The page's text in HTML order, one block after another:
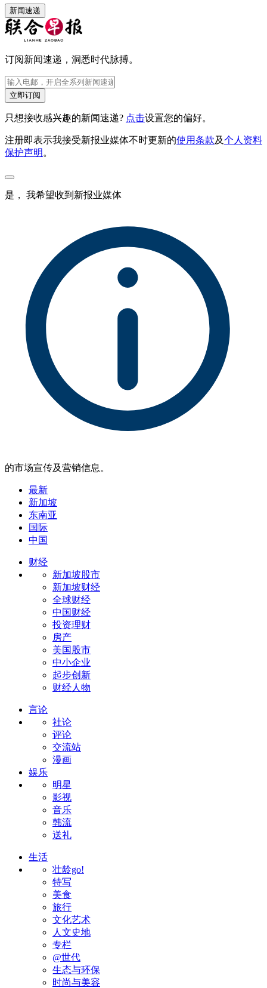
新闻速递
订阅新闻速递，洞悉时代脉搏。
立即订阅
只想接收感兴趣的新闻速递? 点击设置您的偏好。
注册即表示我接受新报业媒体不时更新的使用条款及个人资料
保护声明 。
是， 我希望收到新报业媒体
的市场宣传及营销信息。
最新
新加坡
东南亚
国际
中国
财经
新加坡股市
新加坡财经
全球财经
中国财经
投资理财
房产
美国股市
中小企业
起步创新
财经人物
言论
社论
评论
交流站
漫画
娱乐
明星
影视
音乐
韩流
送礼
生活
壮龄go!
特写
美食
旅行
文化艺术
人文史地
专栏
@世代
生态与环保
时尚与美容